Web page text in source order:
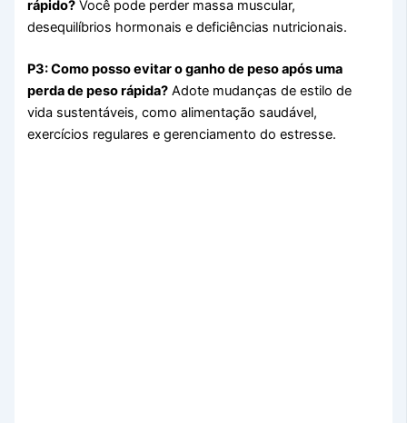
rápido? Você pode perder massa muscular,
desequilíbrios hormonais e deficiências nutricionais.
P3: Como posso evitar o ganho de peso após uma
perda de peso rápida? Adote mudanças de estilo de
vida sustentáveis, como alimentação saudável,
exercícios regulares e gerenciamento do estresse.